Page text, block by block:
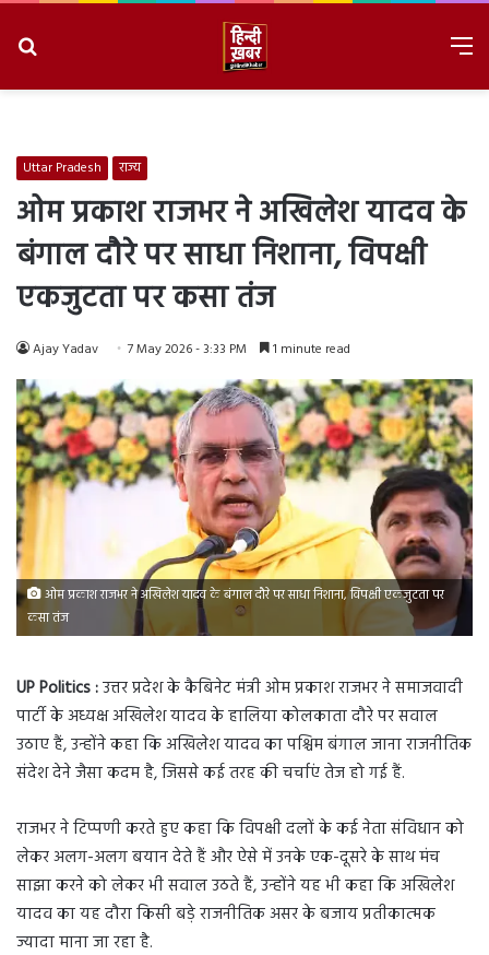
Uttar Pradesh राज्य
ओम प्रकाश राजभर ने अखिलेश यादव के
बंगाल दौरे पर साधा निशाना, विपक्षी
एकजुटता पर कसा तंज
Ajay Yadav 7 May 2026 - 3:33 PM 1 minute read
ओम प्रकाश राजभर ने अखिलेश यादव के बंगाल दौरे पर साधा निशाना, विपक्षी एकजुटता पर
कसा तंज
UP Politics :उत्तर प्रदेश के कैबिनेट मंत्री ओम प्रकाश राजभर ने समाजवादी
पार्टी के अध्यक्ष अखिलेश यादव के हालिया कोलकाता दौरे पर सवाल
उठाए हैं, उन्होंने कहा कि अखिलेश यादव का पश्चिम बंगाल जाना राजनीतिक
संदेश देने जैसा कदम है, जिससे कई तरह की चर्चाएं तेज हो गई हैं.
राजभर ने टिप्पणी करते हुए कहा कि विपक्षी दलों के कई नेता संविधान को
लेकर अलग-अलग बयान देते हैं और ऐसे में उनके एक-दूसरे के साथ मंच
साझा करने को लेकर भी सवाल उठते हैं, उन्होंने यह भी कहा कि अखिलेश
यादव का यह दौरा किसी बड़े राजनीतिक असर के बजाय प्रतीकात्मक
ज्यादा माना जा रहा है.